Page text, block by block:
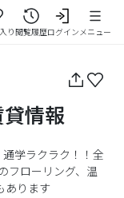
り閲覧履歴ログインメニュー
情報
学ラクラク！！全
フローリング、温
あります